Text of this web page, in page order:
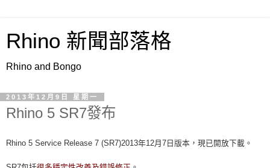
Rhino 新聞部落格
Rhino and Bongo
2013年12月9日 星期一
Rhino 5 SR7發布
Rhino 5 Service Release 7 (SR7)2013年12月7日版本，現已開放下載。